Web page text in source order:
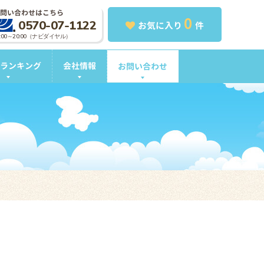
お気に入り 0 件
い合わせはこちら
0570-07-1122
～20:00（ナビダイヤル）
ンキング 会社情報 お問い合わせ